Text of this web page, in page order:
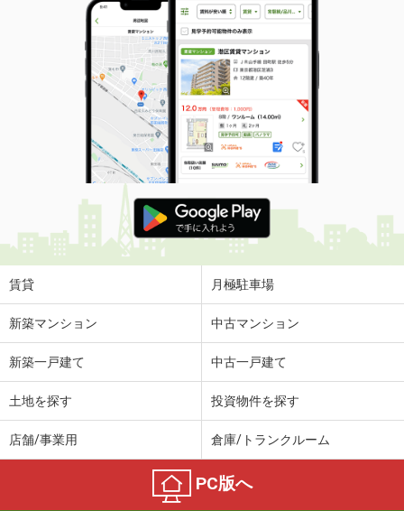
賃貸 月極駐車場
新築マンション 中古マンション
新築一戸建て 中古一戸建て
土地を探す 投資物件を探す
店舗/事業用 倉庫/トランクルーム
PC版へ